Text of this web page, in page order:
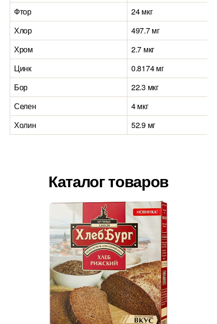
Фтор
24 мкг
Хлор
497.7 мг
Хром
2.7 мкг
Цинк
0.8174 мг
Бор
22.3 мкг
Селен
4 мкг
Холин
52.9 мг
Каталог товаров